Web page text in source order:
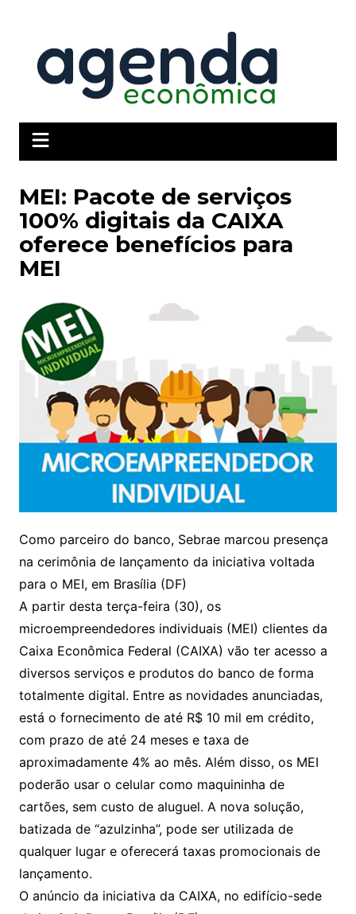
conteúdo
MEI: Pacote de serviços
100% digitais da CAIXA
oferece benefícios para
MEI
Como parceiro do banco, Sebrae marcou presença
na cerimônia de lançamento da iniciativa voltada
para o MEI, em Brasília (DF)
A partir desta terça-feira (30), os
microempreendedores individuais (MEI) clientes da
Caixa Econômica Federal (CAIXA) vão ter acesso a
diversos serviços e produtos do banco de forma
totalmente digital. Entre as novidades anunciadas,
está o fornecimento de até R$ 10 mil em crédito,
com prazo de até 24 meses e taxa de
aproximadamente 4% ao mês. Além disso, os MEI
poderão usar o celular como maquininha de
cartões, sem custo de aluguel. A nova solução,
batizada de “azulzinha”, pode ser utilizada de
qualquer lugar e oferecerá taxas promocionais de
lançamento.
O anúncio da iniciativa da CAIXA, no edifício-sede